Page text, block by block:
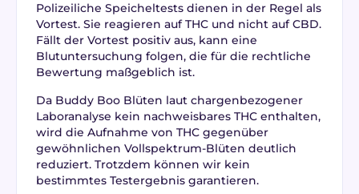
Polizeiliche Speicheltests dienen in der Regel als
Vortest. Sie reagieren auf THC und nicht auf CBD.
Fällt der Vortest positiv aus, kann eine
Blutuntersuchung folgen, die für die rechtliche
Bewertung maßgeblich ist.
Da Buddy Boo Blüten laut chargenbezogener
Laboranalyse kein nachweisbares THC enthalten,
wird die Aufnahme von THC gegenüber
gewöhnlichen Vollspektrum-Blüten deutlich
reduziert. Trotzdem können wir kein
bestimmtes Testergebnis garantieren.